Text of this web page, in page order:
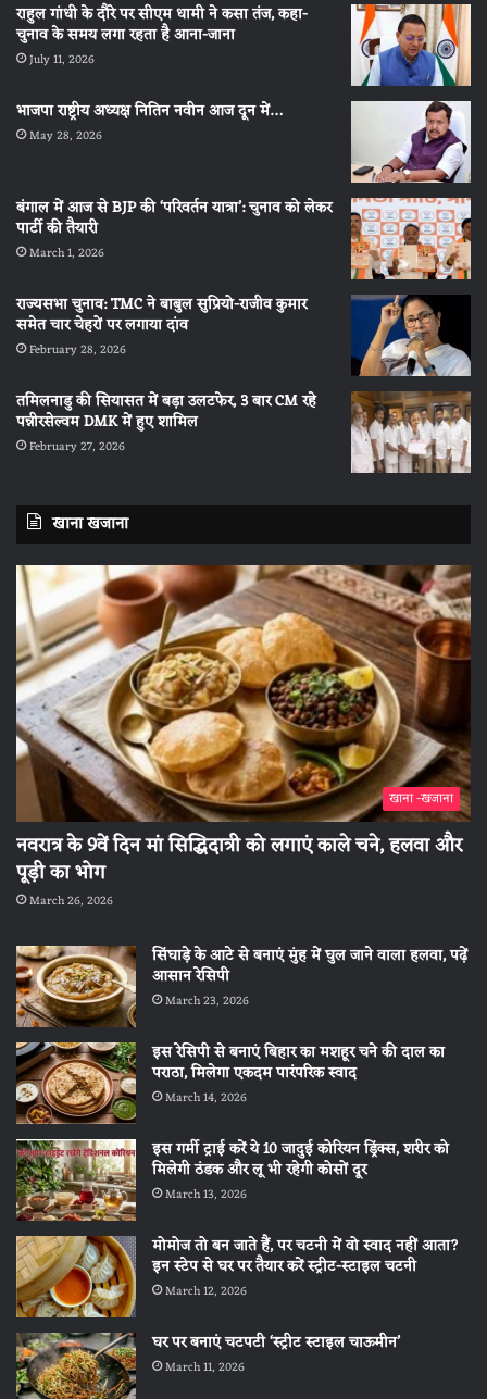
राहुल गांधी के दौरे पर सीएम धामी ने कसा तंज, कहा-
चुनाव के समय लगा रहता है आना-जाना
July 11, 2026
भाजपा राष्ट्रीय अध्यक्ष नितिन नवीन आज दून में…
May 28, 2026
बंगाल में आज से BJP की ‘परिवर्तन यात्रा’: चुनाव को लेकर
पार्टी की तैयारी
March 1, 2026
राज्यसभा चुनाव: TMC ने बाबुल सुप्रियो-राजीव कुमार
समेत चार चेहरों पर लगाया दांव
February 28, 2026
तमिलनाडु की सियासत में बड़ा उलटफेर, 3 बार CM रहे
पन्नीरसेल्वम DMK में हुए शामिल
February 27, 2026
खाना खजाना
खाना -खजाना
नवरात्र के 9वें दिन मां सिद्धिदात्री को लगाएं काले चने, हलवा और
पूड़ी का भोग
March 26, 2026
सिंघाड़े के आटे से बनाएं मुंह में घुल जाने वाला हलवा, पढ़ें
आसान रेसिपी
March 23, 2026
इस रेसिपी से बनाएं बिहार का मशहूर चने की दाल का
पराठा, मिलेगा एकदम पारंपरिक स्वाद
March 14, 2026
इस गर्मी ट्राई करें ये 10 जादुई कोरियन ड्रिंक्स, शरीर को
मिलेगी ठंडक और लू भी रहेगी कोसों दूर
March 13, 2026
मोमोज तो बन जाते हैं, पर चटनी में वो स्वाद नहीं आता?
इन स्टेप से घर पर तैयार करें स्ट्रीट-स्टाइल चटनी
March 12, 2026
घर पर बनाएं चटपटी ‘स्ट्रीट स्टाइल चाऊमीन’
March 11, 2026